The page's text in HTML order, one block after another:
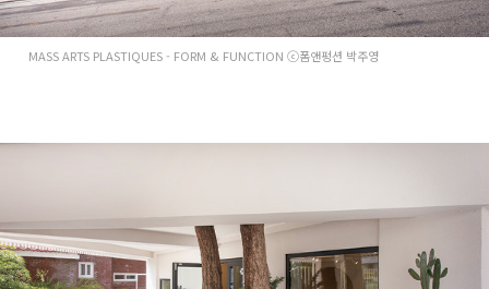
MASS ARTS PLASTIQUES - FORM & FUNCTION ⓒ폼앤펑션 박주영